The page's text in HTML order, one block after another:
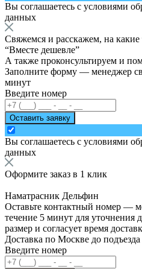
Вы соглашаетесь с условиями
данных
Свяжемся и расскажем, на какие
“Вместе дешевле”
А также проконсультируем и
Заполните форму — менеджер
минут
Введите номер
Оставить заявку
Вы соглашаетесь с условиями
данных
Оформите заказ в 1 клик
Наматрасник Дельфин
Оставьте контактный номер —
течение 5 минут для уточнения
размер и согласует время
Доставка по Москве до подъезда
Введите номер